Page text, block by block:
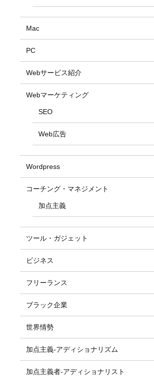
Mac
PC
Webサービス紹介
Webマーケティング
SEO
Web広告
Wordpress
コーチング・マネジメント
加点主義
ツール・ガジェット
ビジネス
フリーランス
ブラック企業
世界情勢
加点主義-アディショナリズム
加点主義者-アディショナリスト